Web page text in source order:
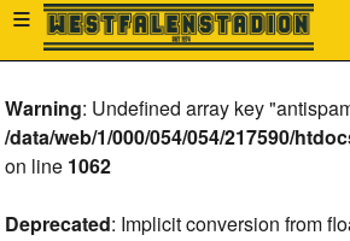
≡
Warning: Undefined array key
/data/web/1/000/054/054/217590/
on line 1062
Deprecated: Implicit conversion from